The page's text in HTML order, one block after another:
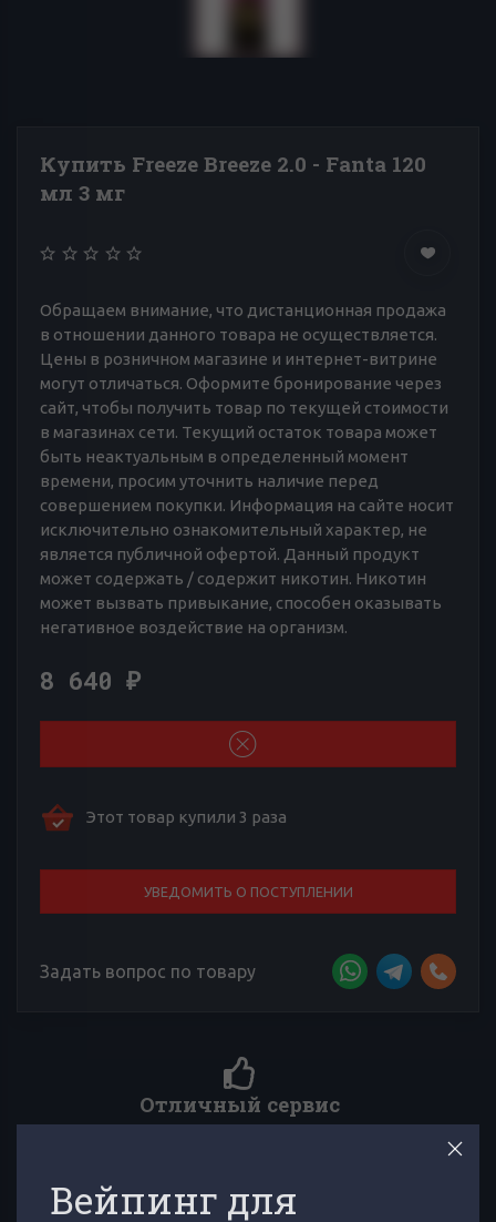
Купить Freeze Breeze 2.0 - Fanta 120
мл 3 мг
Обращаем внимание, что дистанционная продажа
в отношении данного товара не осуществляется.
Цены в розничном магазине и интернет-витрине
могут отличаться. Оформите бронирование через
сайт, чтобы получить товар по текущей стоимости
в магазинах сети. Текущий остаток товара может
быть неактуальным в определенный момент
времени, просим уточнить наличие перед
совершением покупки. Информация на сайте носит
исключительно ознакомительный характер, не
является публичной офертой. Данный продукт
может содержать / содержит никотин. Никотин
может вызвать привыкание, способен оказывать
негативное воздействие на организм.
8 640 ₽
Этот товар купили 3 раза
УВЕДОМИТЬ О ПОСТУПЛЕНИИ
Задать вопрос по товару
Более 4000 отзывов к товарам
Сложно выбирать среди множества товаров? Тебе помогут
Вейпинг для